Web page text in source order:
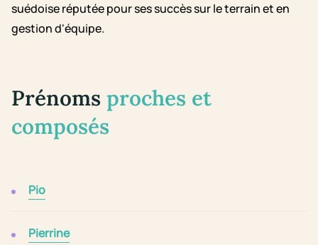
suédoise réputée pour ses succès sur le terrain et en
gestion d'équipe.
Prénoms proches et
composés
Pio
Pierrine